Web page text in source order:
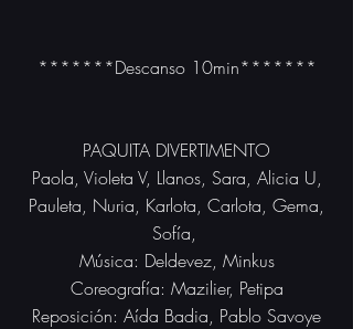
*******Descanso 10min*******
PAQUITA DIVERTIMENTO
Paola, Violeta V, Llanos, Sara, Alicia U,
Pauleta, Nuria, Karlota, Carlota, Gema,
Sofía,
​Música: Deldevez, Minkus
Coreografía: Mazilier, Petipa
Reposición: Aída Badia, Pablo Savoye